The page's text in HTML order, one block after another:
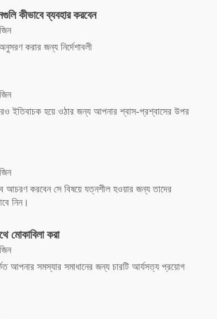
কীভাবে ব্যবহার করবেন
করার জন্য নির্দেশাবলী
ইতিবাচক হয়ে ওঠার জন্য আপনার শ্বাস-প্রশ্বাসের উপর
আচরণ করবেন সে বিষয়ে যত্নশীল হওয়ার জন্য তাদের
নিন।
মোকাবিলা করা
আপনার সমস্যার সমাধানের জন্য চারটি আর্যসত্য প্রয়োগ